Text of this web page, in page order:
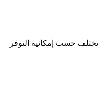
حسب إمكانية التوفر